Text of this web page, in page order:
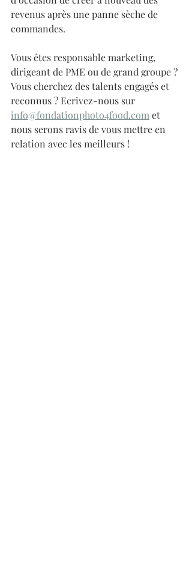
revenus après une panne sèche de
commandes.
Vous êtes responsable marketing,
dirigeant de PME ou de grand groupe ?
Vous cherchez des talents engagés et
reconnus ? Ecrivez-nous sur
info@fondationphoto4food.com et
nous serons ravis de vous mettre en
relation avec les meilleurs !